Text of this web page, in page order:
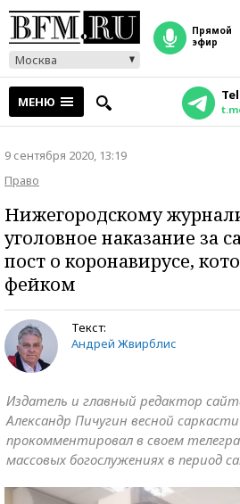
Москва
прямой
эфир
МЕНЮ
9 сентября 2020, 13:19
Право
Нижегородскому
уголовное наказание за
пост о коронавирусе,
фейком
Текст:
Андрей Жвирблис
Издатель и главный редактор
Александр Пичугин весной
прокомментировал в своем
массовых богослужениях в период